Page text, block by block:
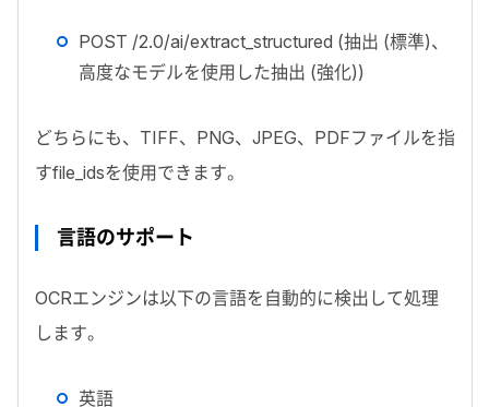
POST /2.0/ai/extract_structured (抽出 (標準)、
高度なモデルを使用した抽出 (強化))
どちらにも、 TIFF、 PNG、 JPEG、 PDFファイルを指
すfile_idsを使用できます。
言語のサポート
OCRエンジンは以下の言語を自動的に検出して処理
します。
英語